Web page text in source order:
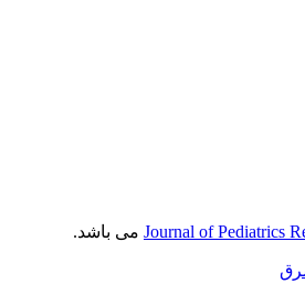
Journal of Pediatrics می باشد.